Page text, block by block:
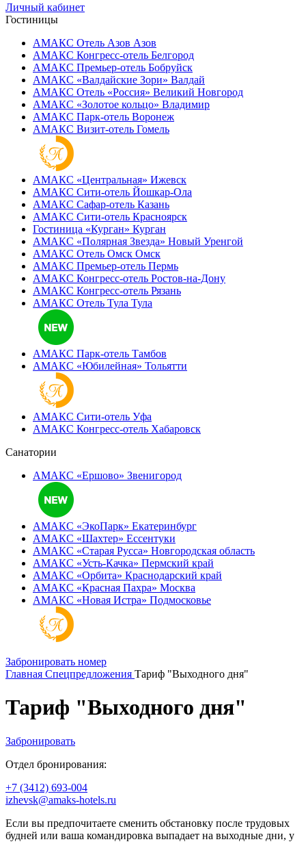
Личный кабинет
Гостиницы
АМАКС Отель ‎Азов Азов
АМАКС Конгресс-отель Белгород
АМАКС Премьер-отель Бобруйск
АМАКС «‎Валдайские Зори» Валдай
АМАКС Отель «‎Россия» Великий Новгород
АМАКС «‎Золотое кольцо» Владимир
АМАКС Парк-отель Воронеж
АМАКС Визит-отель Гомель
АМАКС «‎Центральная» Ижевск
АМАКС Сити-отель Йошкар-Ола
АМАКС Сафар-отель Казань
АМАКС Сити-отель Красноярск
Гостиница «‎Курган» Курган
АМАКС «Полярная Звезда» Новый Уренгой
АМАКС Отель ‎Омск Омск
АМАКС Премьер-отель Пермь
АМАКС Конгресс-отель Ростов-на-Дону
АМАКС Конгресс-отель Рязань
АМАКС Отель Тула Тула
АМАКС Парк-отель Тамбов
АМАКС «‎Юбилейная» Тольятти
АМАКС Сити-отель Уфа
АМАКС Конгресс-отель Хабаровск
Санатории
АМАКС «Ершово» Звенигород
АМАКС «ЭкоПарк» Екатеринбург
АМАКС «‎Шахтер» Ессентуки
АМАКС «‎Старая Русса» Новгородская область
АМАКС «‎Усть-Качка» Пермский край
АМАКС «‎Орбита» Краснодарский край
АМАКС «‎Красная Пахра» Москва
АМАКС «‎Новая Истра» Подмосковье
Забронировать номер
Главная Спецпредложения Тариф "Выходного дня"
Тариф "Выходного дня"
Забронировать
Отдел бронирования:
+7 (3412) 693-004
izhevsk@amaks-hotels.ru
Если вы предпочитаете сменить обстановку после трудовых
будней или ваша командировка выпадает на выходные дни, у